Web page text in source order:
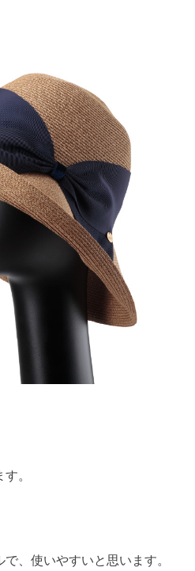
。
、使いやすいと思います。